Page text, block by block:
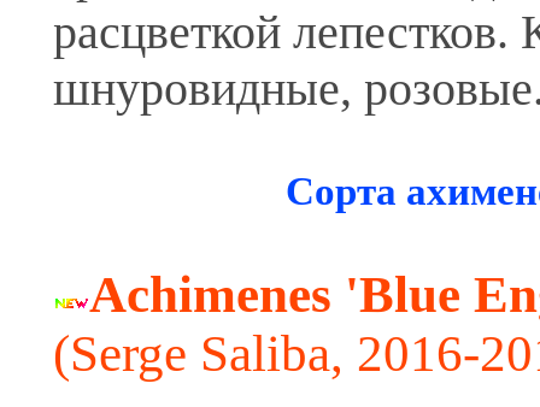
расцветкой
шнуровидные,
Сорта
Achimenes 'Blue
(Serge Saliba, 2016-